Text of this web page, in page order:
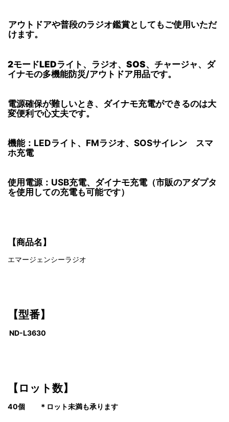
アウトドアや普段のラジオ鑑賞としてもご使用いただ
けます。
2モードLEDライト、 ラジオ、SOS、 チャージャ、 ダ
イナモの多機能防災/アウトドア用品です。
電源確保が難しいとき、ダイナモ充電ができるのは大
変便利で心丈夫です。
機能：LEDライト、FMラジオ、SOSサイレン スマ
ホ充電
使用電源：USB充電、ダイナモ充電（市販のアダプタ
を使用しての充電も可能です）
【商品名】
エマージェンシーラジオ
【型番】
ND-L3630
【ロット数】
40個 ＊ロット未満も承ります